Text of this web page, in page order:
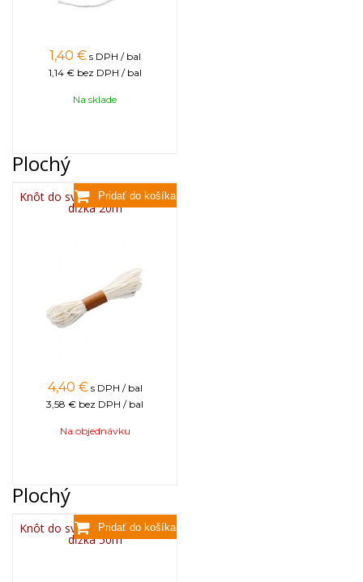
1,40 € s DPH / bal
1,14 € bez DPH / bal
Na sklade
Plochý
Knôt do sviečky plochý 3x13,
dĺžka 20m
4,40 € s DPH / bal
3,58 € bez DPH / bal
Na objednávku
Plochý
Knôt do sviečky plochý 3x13,
dĺžka 50m